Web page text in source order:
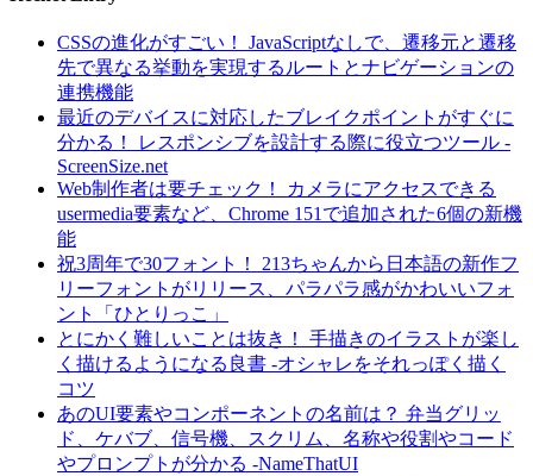
CSSの進化がすごい！ JavaScriptなしで、遷移元と遷移
先で異なる挙動を実現するルートとナビゲーションの
連携機能
最近のデバイスに対応したブレイクポイントがすぐに
分かる！ レスポンシブを設計する際に役立つツール -
ScreenSize.net
Web制作者は要チェック！ カメラにアクセスできる
usermedia要素など、Chrome 151で追加された6個の新機
能
祝3周年で30フォント！ 213ちゃんから日本語の新作フ
リーフォントがリリース、パラパラ感がかわいいフォ
ント「ひとりっこ」
とにかく難しいことは抜き！ 手描きのイラストが楽し
く描けるようになる良書 -オシャレをそれっぽく描く
コツ
あのUI要素やコンポーネントの名前は？ 弁当グリッ
ド、ケバブ、信号機、スクリム、名称や役割やコード
やプロンプトが分かる -NameThatUI